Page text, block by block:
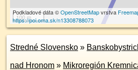
100 m
Podkladové dáta ©OpenStreetMapvrstva
https://poi.oma.sk/n13308788073
Stredné Slovensko »
nad Hronom » Mikroregión